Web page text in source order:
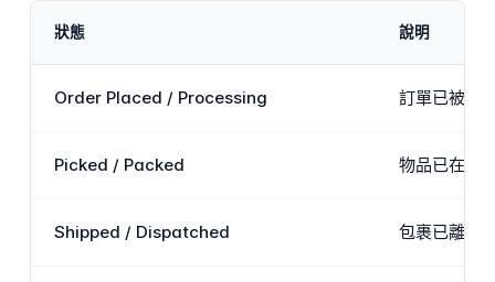
狀態 說明
Order Placed / Processing 訂單已被
Picked / Packed 物品已在配
Shipped / Dispatched 包裹已離開